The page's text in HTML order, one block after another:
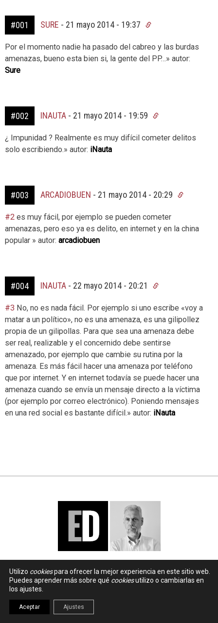
#001 SURE - 21 mayo 2014 - 19:37
Por el momento nadie ha pasado del cabreo y las burdas
amenazas, bueno esta bien si, la gente del PP…» autor:
Sure
#002 INAUTA - 21 mayo 2014 - 19:59
¿ Impunidad ? Realmente es muy difícil cometer delitos
solo escribiendo.» autor: iNauta
#003 ARCADIOBUEN - 21 mayo 2014 - 20:29
#2 es muy fácil, por ejemplo se pueden cometer
amenazas, pero eso ya es delito, en internet y en la china
popular » autor: arcadiobuen
#004 INAUTA - 22 mayo 2014 - 20:21
#3 No, no es nada fácil. Por ejemplo si uno escribe «voy a
matar a un político», no es una amenaza, es una gilipollez
propia de un gilipollas. Para que sea una amenaza debe
ser real, realizable y el concernido debe sentirse
amenazado, por ejemplo que cambie su rutina por la
amenaza. Es más fácil hacer una amenaza por teléfono
que por internet. Y en internet todavía se puede hacer una
amenaza cuando se envía un mensaje directo a la víctima
(por ejemplo por correo electrónico). Poniendo mensajes
en una red social es bastante difícil.» autor: iNauta
Utilizo cookiespara ofrecer la mejor experiencia en este sitio web.
Puedes aprender más sobre qué cookiesutilizo o cambiarlas en
los ajustes.
Aceptar Ajustes